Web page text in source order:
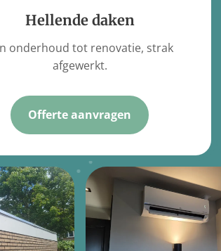
Hellende daken
onderhoud tot renovatie, strak
afgewerkt.
Offerte aanvragen